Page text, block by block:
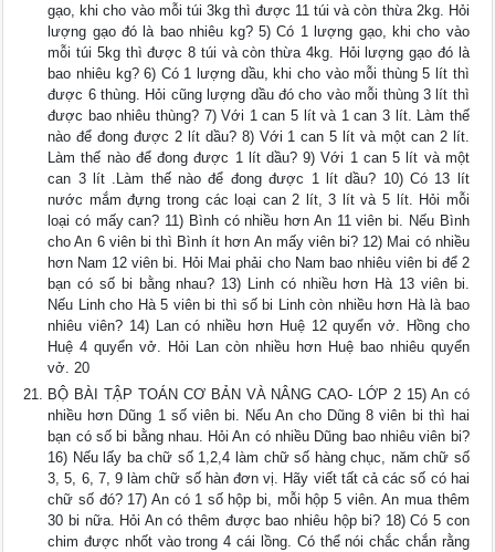
gạo, khi cho vào mỗi túi 3kg thì được 11 túi và còn thừa 2kg. Hỏi
lượng gạo đó là bao nhiêu kg? 5) Có 1 lượng gạo, khi cho vào
mỗi túi 5kg thì được 8 túi và còn thừa 4kg. Hỏi lượng gạo đó là
bao nhiêu kg? 6) Có 1 lượng dầu, khi cho vào mỗi thùng 5 lít thì
được 6 thùng. Hỏi cũng lượng dầu đó cho vào mỗi thùng 3 lít thì
được bao nhiêu thùng? 7) Với 1 can 5 lít và 1 can 3 lít. Làm thế
nào để đong được 2 lít dầu? 8) Với 1 can 5 lít và một can 2 lít.
Làm thế nào để đong được 1 lít dầu? 9) Với 1 can 5 lít và một
can 3 lít .Làm thế nào để đong được 1 lít dầu? 10) Có 13 lít
nước mắm đựng trong các loại can 2 lít, 3 lít và 5 lít. Hỏi mỗi
loại có mấy can? 11) Bình có nhiều hơn An 11 viên bi. Nếu Bình
cho An 6 viên bi thì Bình ít hơn An mấy viên bi? 12) Mai có nhiều
hơn Nam 12 viên bi. Hỏi Mai phải cho Nam bao nhiêu viên bi để 2
bạn có số bi bằng nhau? 13) Linh có nhiều hơn Hà 13 viên bi.
Nếu Linh cho Hà 5 viên bi thì số bi Linh còn nhiều hơn Hà là bao
nhiêu viên? 14) Lan có nhiều hơn Huệ 12 quyển vở. Hồng cho
Huệ 4 quyển vở. Hỏi Lan còn nhiều hơn Huệ bao nhiêu quyển
vở. 20
BỘ BÀI TẬP TOÁN CƠ BẢN VÀ NÂNG CAO- LỚP 2 15) An có
nhiều hơn Dũng 1 số viên bi. Nếu An cho Dũng 8 viên bi thì hai
bạn có số bi bằng nhau. Hỏi An có nhiều Dũng bao nhiêu viên bi?
16) Nếu lấy ba chữ số 1,2,4 làm chữ số hàng chục, năm chữ số
3, 5, 6, 7, 9 làm chữ số hàn đơn vị. Hãy viết tất cả các số có hai
chữ số đó? 17) An có 1 số hộp bi, mỗi hộp 5 viên. An mua thêm
30 bi nữa. Hỏi An có thêm được bao nhiêu hộp bi? 18) Có 5 con
chim được nhốt vào trong 4 cái lồng. Có thể nói chắc chắn rằng